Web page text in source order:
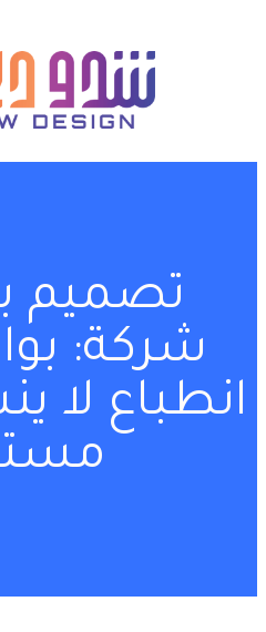
تصميم
شركة:
انطباع لا